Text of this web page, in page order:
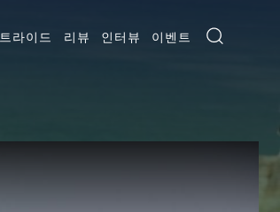
라이드 리뷰 인터뷰 이벤트